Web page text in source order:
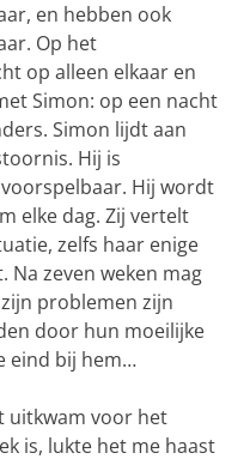
en hebben ook
Op het
op alleen elkaar en
Simon: op een nacht
Simon lijdt aan
Hij is
Hij wordt
elke dag. Zij vertelt
zelfs haar enige
Na zeven weken mag
problemen zijn
door hun moeilijke
eind bij hem…
uitkwam voor het
is, lukte het me haast